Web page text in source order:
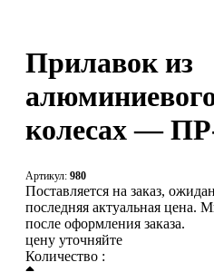
Прилавок из
колесах —
Артикул: 980
Поставляется на заказ,
последняя актуальная
после оформления заказа.
цену уточняйте
Количество :